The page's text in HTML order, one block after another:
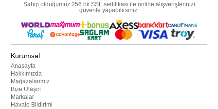
Sahip olduğumuz 256 bit SSL sertifikası ile online alışverişlerinizi
güvenle yapabilirsiniz.
Kurumsal
Anasayfa
Hakkımızda
Mağazalarımız
Bize Ulaşın
Markalar
Havale Bildirimi